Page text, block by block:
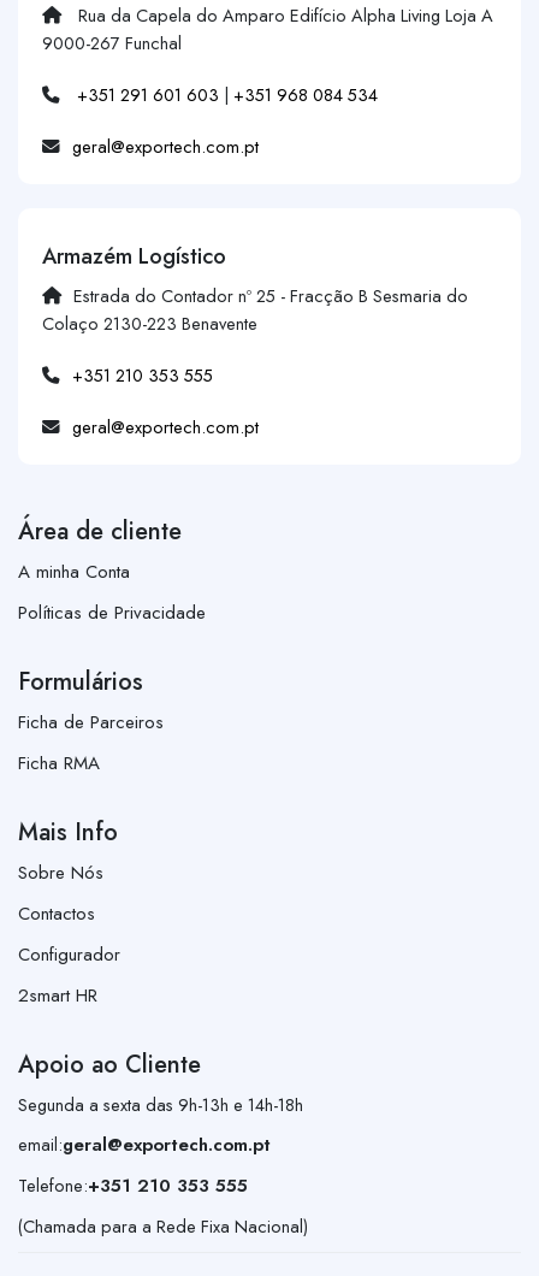
Rua da Capela do Amparo Edifício Alpha Living Loja A
9000-267 Funchal
+351 291 601 603 | +351 968 084 534
geral@exportech.com.pt
Armazém Logístico
Estrada do Contador nº 25 - Fracção B Sesmaria do
Colaço 2130-223 Benavente
+351 210 353 555
geral@exportech.com.pt
Área de cliente
A minha Conta
Políticas de Privacidade
Formulários
Ficha de Parceiros
Ficha RMA
Mais Info
Sobre Nós
Contactos
Configurador
2smart HR
Apoio ao Cliente
Segunda a sexta das 9h-13h e 14h-18h
email:geral@exportech.com.pt
Telefone:+351 210 353 555
(Chamada para a Rede Fixa Nacional)